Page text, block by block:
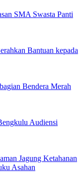
SMA Swasta Panti
Bantuan kepada
Bendera Merah
Audiensi
Jagung Ketahanan
Asahan